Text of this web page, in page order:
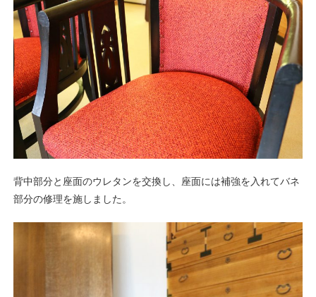
背中部分と座面のウレタンを交換し、座面には補強を入れてバネ
部分の修理を施しました。